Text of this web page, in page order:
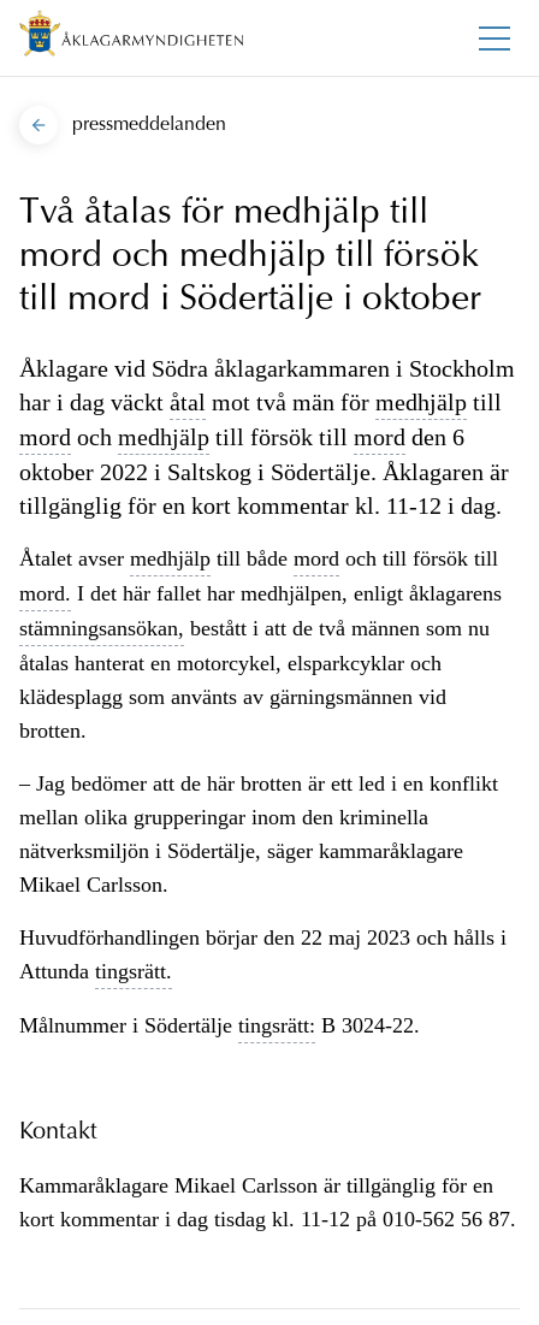
pressmeddelanden
Två åtalas för medhjälp till
mord och medhjälp till försök
till mord i Södertälje i oktober
Åklagare vid Södra åklagarkammaren i Stockholm
har i dag väckt åtal mot två män för medhjälp till
mord och medhjälp till försök till mord den 6
oktober 2022 i Saltskog i Södertälje. Åklagaren är
tillgänglig för en kort kommentar kl. 11-12 i dag.
Åtalet avser medhjälp till både mord och till försök till
mord. I det här fallet har medhjälpen, enligt åklagarens
stämningsansökan, bestått i att de två männen som nu
åtalas hanterat en motorcykel, elsparkcyklar och
klädesplagg som använts av gärningsmännen vid
brotten.
– Jag bedömer att de här brotten är ett led i en konflikt
mellan olika grupperingar inom den kriminella
nätverksmiljön i Södertälje, säger kammaråklagare
Mikael Carlsson.
Huvudförhandlingen börjar den 22 maj 2023 och hålls i
Attunda tingsrätt.
Målnummer i Södertälje tingsrätt: B 3024-22.
Kontakt
Kammaråklagare Mikael Carlsson är tillgänglig för en
kort kommentar i dag tisdag kl. 11-12 på 010-562 56 87.